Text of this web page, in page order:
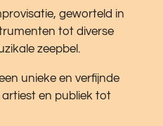
geworteld in
tot diverse
zeepbel.
unieke en verfijnde
en publiek tot